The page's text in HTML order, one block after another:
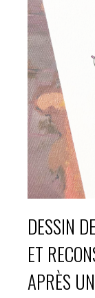
DESSIN
ET
APRÈS